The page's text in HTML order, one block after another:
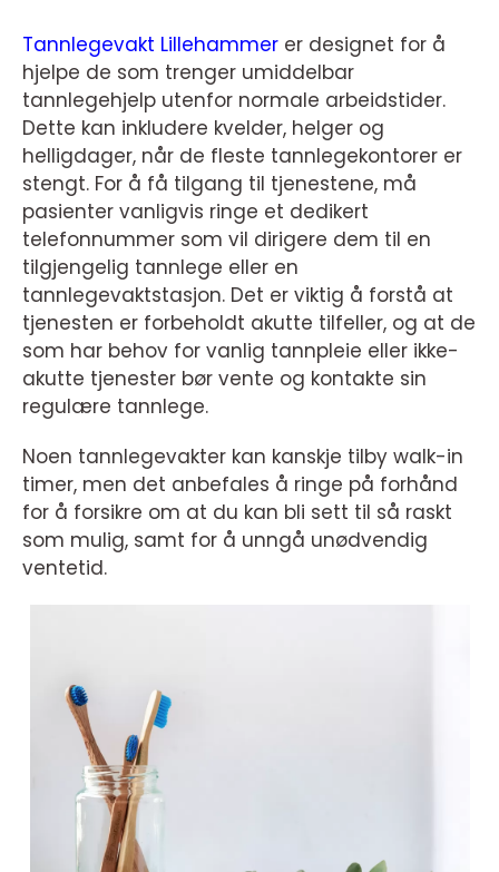
Tannlegevakt Lillehammer er designet for å
hjelpe de som trenger umiddelbar
tannlegehjelp utenfor normale arbeidstider.
Dette kan inkludere kvelder, helger og
helligdager, når de fleste tannlegekontorer er
stengt. For å få tilgang til tjenestene, må
pasienter vanligvis ringe et dedikert
telefonnummer som vil dirigere dem til en
tilgjengelig tannlege eller en
tannlegevaktstasjon. Det er viktig å forstå at
tjenesten er forbeholdt akutte tilfeller, og at de
som har behov for vanlig tannpleie eller ikke-
akutte tjenester bør vente og kontakte sin
regulære tannlege.
Noen tannlegevakter kan kanskje tilby walk-in
timer, men det anbefales å ringe på forhånd
for å forsikre om at du kan bli sett til så raskt
som mulig, samt for å unngå unødvendig
ventetid.